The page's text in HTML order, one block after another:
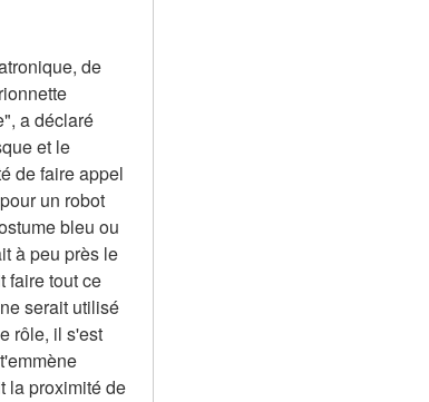
de
a déclaré
et le
de faire appel
un robot
bleu ou
à peu près le
faire tout ce
serait utilisé
rôle, il s'est
la proximité de